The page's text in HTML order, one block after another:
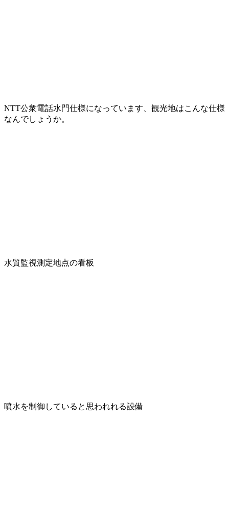
NTT公衆電話水門仕様になっています、観光地はこんな仕様
なんでしょうか。
水質監視測定地点の看板
噴水を制御していると思われれる設備